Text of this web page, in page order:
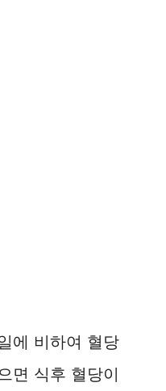
에 비하여 혈당
면 식후 혈당이